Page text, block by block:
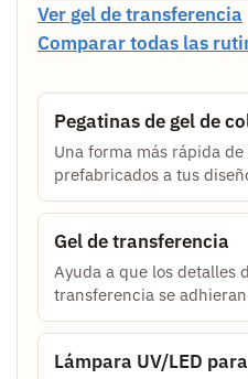
Ver gel de transferencia
Comparar todas las
Pegatinas de gel de
Una forma más rápida
prefabricados a tus
Gel de transferencia
Ayuda a que los detalles
transferencia se
Lámpara UV/LED